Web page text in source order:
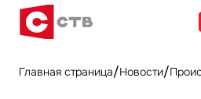
Главная страница Новости